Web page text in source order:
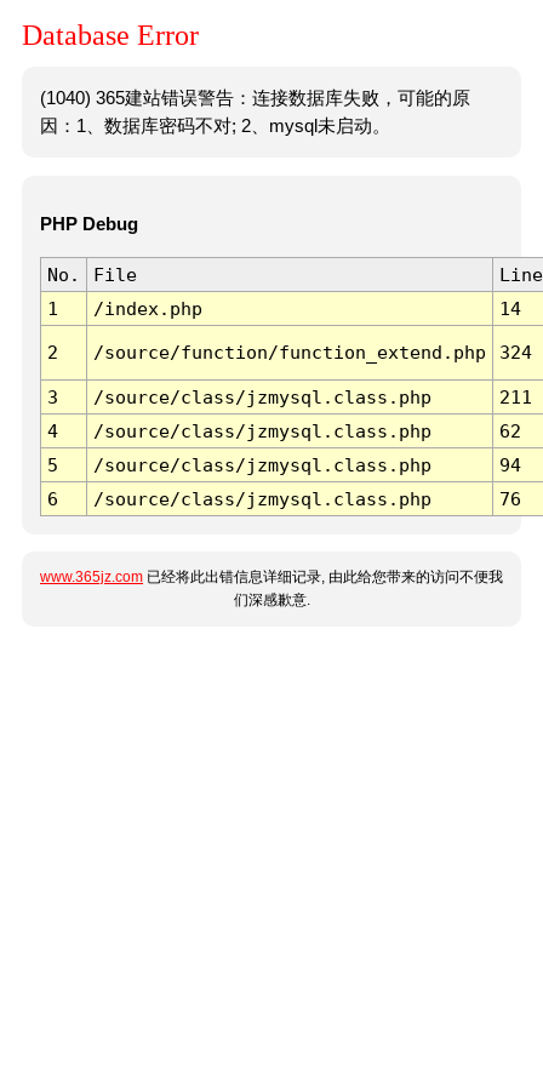
Database Error
(1040) 365建站错误警告：连接数据库失败，可能的原
因：1、数据库密码不对; 2、mysql未启动。
PHP Debug
No. File
Line
1
/index.php 14
2 /source/function/function_extend.php 324
3 /source/class/jzmysql.class.php
211
4
/source/class/jzmysql.class.php
62
5
/source/class/jzmysql.class.php
94
6
/source/class/jzmysql.class.php 76
www.365jz.com 已经将此出错信息详细记录, 由此给您带来的访问不便我
们深感歉意.